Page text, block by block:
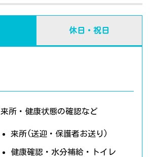
休日・祝日
来所・健康状態の確認など
来所(送迎・保護者お送り)
健康確認・水分補給・トイレ